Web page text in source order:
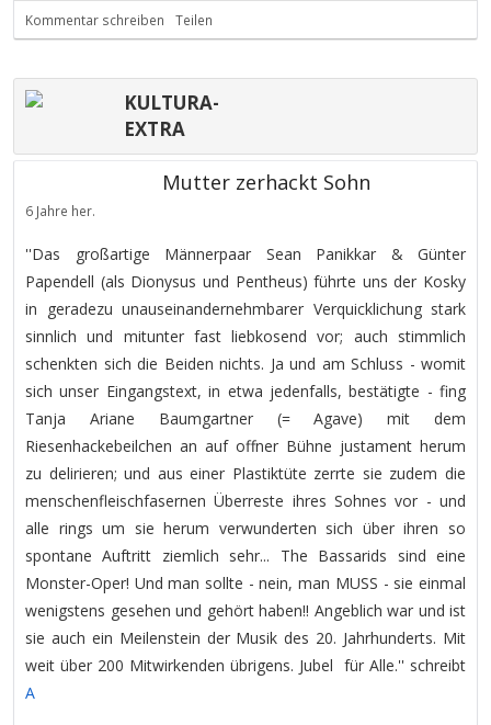
Kommentar schreiben Teilen
KULTURA-
EXTRA
Mutter zerhackt Sohn
6 Jahre her.
''Das großartige Männerpaar Sean Panikkar & Günter
Papendell (als Dionysus und Pentheus) führte uns der Kosky
in geradezu unauseinandernehmbarer Verquicklichung stark
sinnlich und mitunter fast liebkosend vor; auch stimmlich
schenkten sich die Beiden nichts. Ja und am Schluss - womit
sich unser Eingangstext, in etwa jedenfalls, bestätigte - fing
Tanja Ariane Baumgartner (= Agave) mit dem
Riesenhackebeilchen an auf offner Bühne justament herum
zu delirieren; und aus einer Plastiktüte zerrte sie zudem die
menschenfleischfasernen Überreste ihres Sohnes vor - und
alle rings um sie herum verwunderten sich über ihren so
spontane Auftritt ziemlich sehr... The Bassarids sind eine
Monster-Oper! Und man sollte - nein, man MUSS - sie einmal
wenigstens gesehen und gehört haben!! Angeblich war und ist
sie auch ein Meilenstein der Musik des 20. Jahrhunderts. Mit
weit über 200 Mitwirkenden übrigens. Jubel für Alle.'' schreibt
A